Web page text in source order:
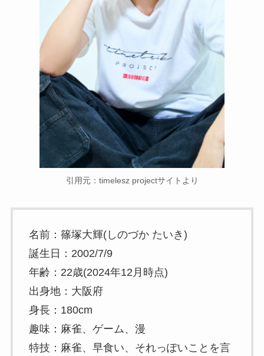
引用元：timelesz projectサイトより
名前：篠塚大輝(しのづか たいき)
誕生日：2002/7/9
年齢：22歳(2024年12月時点)
出身地：大阪府
身長：180cm
趣味：麻雀、ゲーム、漫
特技：麻雀、早食い、それっぽいことを言